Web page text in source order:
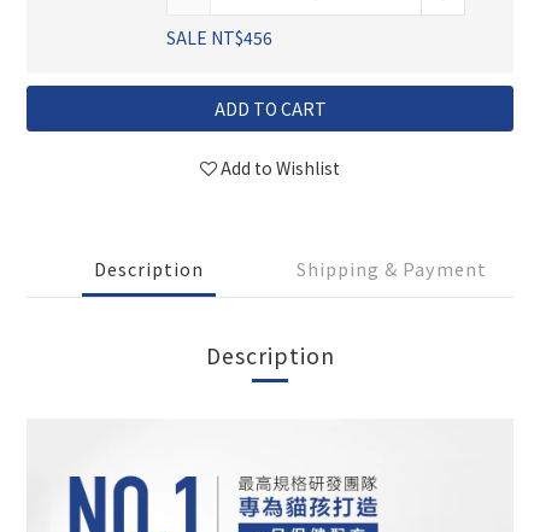
SALE NT$456
ADD TO CART
Add to Wishlist
Description Shipping & Payment
Description